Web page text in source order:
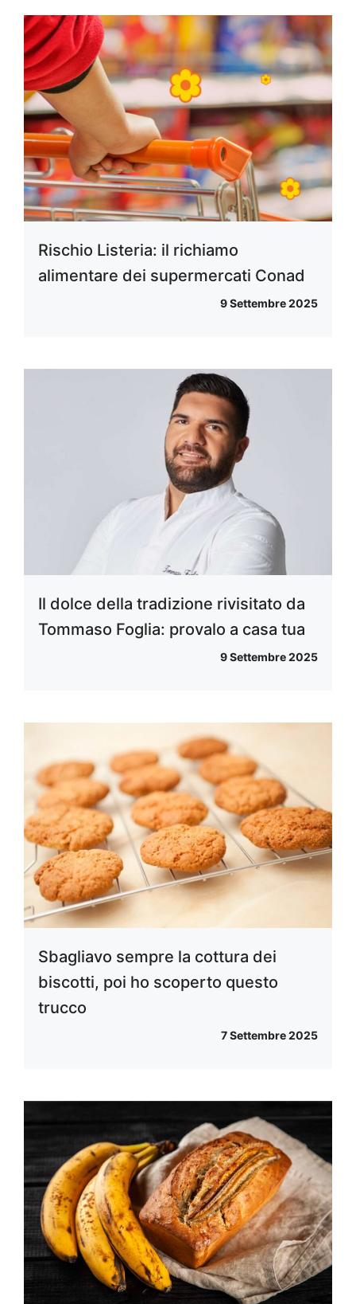
Rischio Listeria: il richiamo
alimentare dei supermercati Conad
9 Settembre 2025
Il dolce della tradizione rivisitato da
Tommaso Foglia: provalo a casa tua
9 Settembre 2025
Sbagliavo sempre la cottura dei
biscotti, poi ho scoperto questo
trucco
7 Settembre 2025